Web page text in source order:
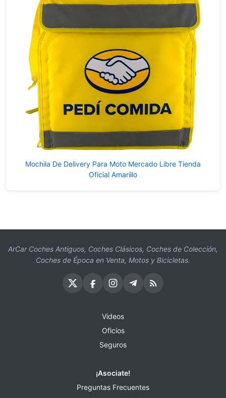
Mochila De Delivery Para Moto Mercado Libre Tienda
Oficial Amarillo
ArCar Coches Antiguos, Coches Clásicos, Coches de Colección,
Coches de Época en Venta, Motos y Bicicletas.
Videos
Oficios
Seguros
¡Asociate!
Preguntas Frecuentes